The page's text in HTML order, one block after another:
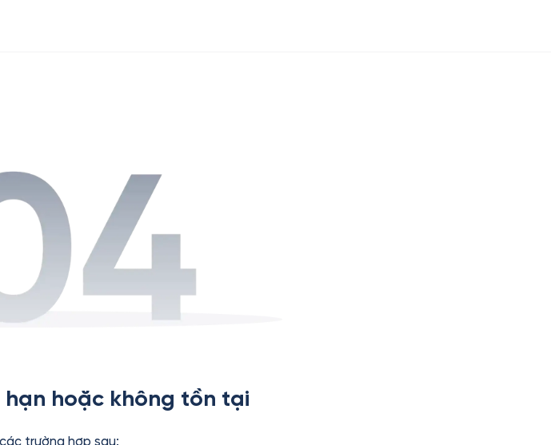
hoặc không tồn tại
trường hợp sau: